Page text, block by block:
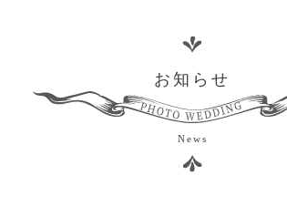
お知らせ
News